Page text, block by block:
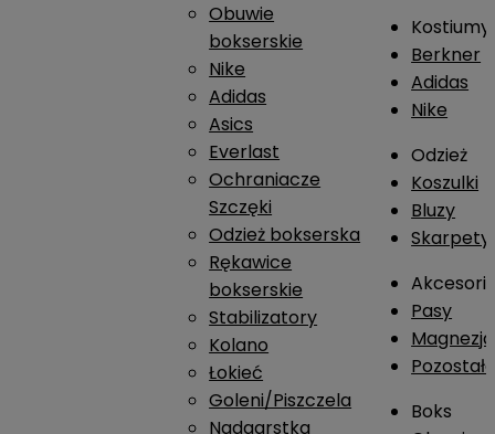
Obuwie
bokserskie
Nike
Adidas
Asics
Everlast
Ochraniacze
Szczęki
Odzież bokserska
Rękawice
bokserskie
Stabilizatory
Kolano
Łokieć
Goleni/Piszczela
Nadgarstka
Kostiumy
Berkner
Adidas
Nike
Odzież
Koszulki
Bluzy
Skarpety
Pasy
Magnezja
Boks